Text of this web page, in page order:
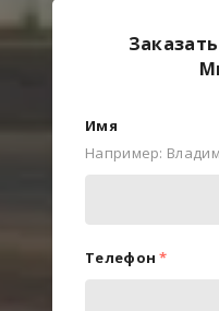
Имя
Например:
Телефон *